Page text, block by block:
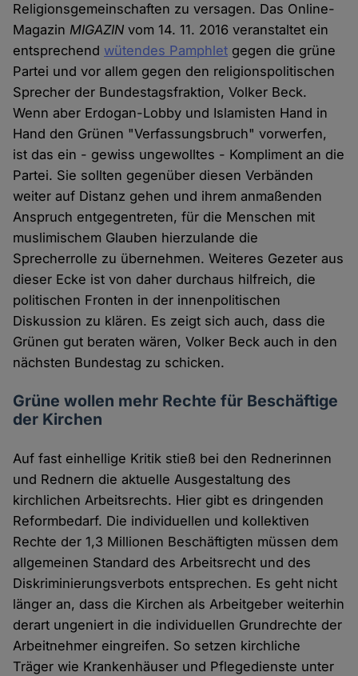
Religionsgemeinschaften zu versagen. Das Online-
MagazinMIGAZIN vom 14. 11. 2016 veranstaltet ein
entsprechend wütendes Pamphlet gegen die grüne
Partei und vor allem gegen den religionspolitischen
Sprecher der Bundestagsfraktion, Volker Beck.
Wenn aber Erdogan-Lobby und Islamisten Hand in
Hand den Grünen "Verfassungsbruch" vorwerfen,
ist das ein - gewiss ungewolltes - Kompliment an die
Partei. Sie sollten gegenüber diesen Verbänden
weiter auf Distanz gehen und ihrem anmaßenden
Anspruch entgegentreten, für die Menschen mit
muslimischem Glauben hierzulande die
Sprecherrolle zu übernehmen. Weiteres Gezeter aus
dieser Ecke ist von daher durchaus hilfreich, die
politischen Fronten in der innenpolitischen
Diskussion zu klären. Es zeigt sich auch, dass die
Grünen gut beraten wären, Volker Beck auch in den
nächsten Bundestag zu schicken.
Grüne wollen mehr Rechte für Beschäftige
der Kirchen
Auf fast einhellige Kritik stieß bei den Rednerinnen
und Rednern die aktuelle Ausgestaltung des
kirchlichen Arbeitsrechts. Hier gibt es dringenden
Reformbedarf. Die individuellen und kollektiven
Rechte der 1,3 Millionen Beschäftigten müssen dem
allgemeinen Standard des Arbeitsrecht und des
Diskriminierungsverbots entsprechen. Es geht nicht
länger an, dass die Kirchen als Arbeitgeber weiterhin
derart ungeniert in die individuellen Grundrechte der
Arbeitnehmer eingreifen. So setzen kirchliche
Träger wie Krankenhäuser und Pflegedienste unter